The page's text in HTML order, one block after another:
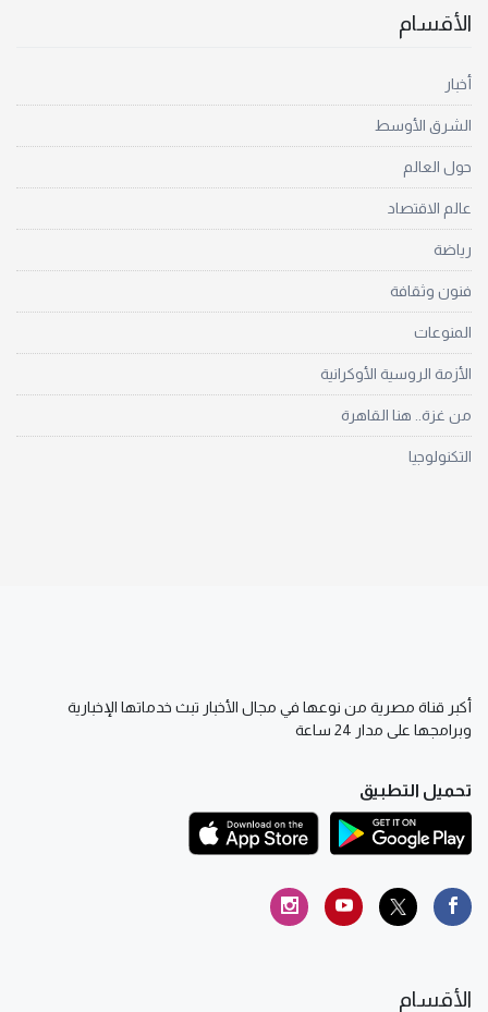
الأقسام
أخبار
الشرق الأوسط
حول العالم
عالم الاقتصاد
رياضة
فنون وثقافة
المنوعات
الأزمة الروسية الأوكرانية
من غزة.. هنا القاهرة
التكنولوجيا
أكبر قناة مصرية من نوعها في مجال الأخبار تبث خدماتها الإخبارية
وبرامجها على مدار 24 ساعة
تحميل التطبيق
الأقسام